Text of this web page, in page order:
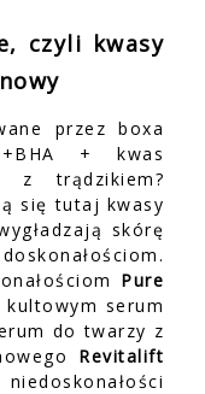
czyli kwasy
przez boxa
+ kwas
z trądzikiem?
się tutaj kwasy
skórę
Pure
serum
do twarzy z
Revitalift